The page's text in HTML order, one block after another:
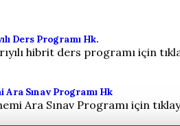
Ders Programı Hk.
hibrit ders programı için
Ara Sınav Programı Hk
Ara Sınav Programı için